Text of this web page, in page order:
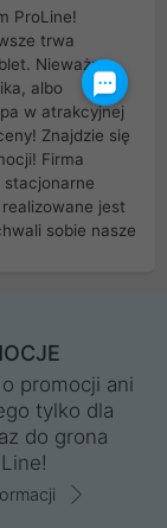
ProLine!
trwa
Nieważne
albo
w atrakcyjnej
Znajdzie się
Firma
stacjonarne
jest
sobie nasze
Kalisz, Bytom,
Działamy
siedzibę
Cała
jest
promocji ani
tylko dla
do grona